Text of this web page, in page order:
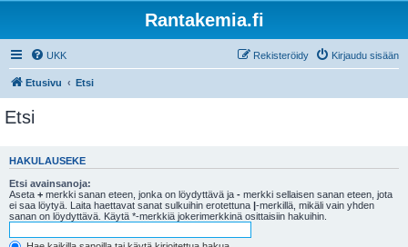
Rantakemia.fi
UKK Kirjaudu sisään
Rekisteröidy
Etusivu Etsi
Etsi
HAKULAUSEKE
Etsi avainsanoja:
Aseta + merkki sanan eteen, jonka on löydyttävä ja - merkki sellaisen sanan eteen, jota
ei saa löytyä. Laita haettavat sanat sulkuihin erotettuna |-merkillä, mikäli vain yhden
sanan on löydyttävä. Käytä *-merkkiä jokerimerkkinä osittaisiin hakuihin.